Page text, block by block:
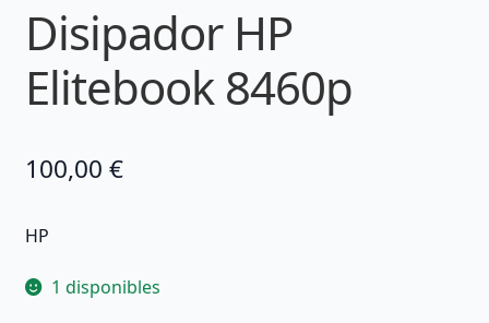
Disipador HP
Elitebook 8460p
100,00 €
HP
1 disponibles